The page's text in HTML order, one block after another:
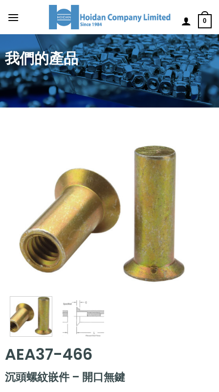
0
我們的產品
AEA37-466
沉頭螺紋嵌件 – 開口無鍵